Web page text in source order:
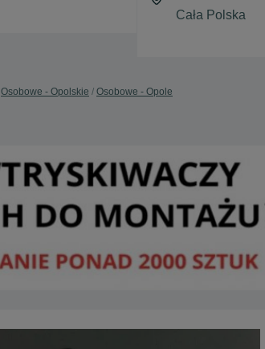
Osobowe - Opolskie Osobowe - Opole